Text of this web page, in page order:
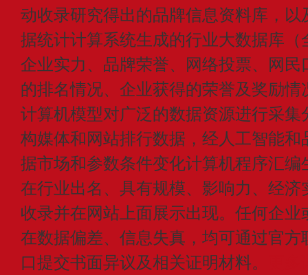
动收录研究得出的品牌信息资料库，
据统计计算系统生成的行业大数据库
企业实力、品牌荣誉、网络投票、网
的排名情况、企业获得的荣誉及奖励
计算机模型对广泛的数据资源进行采
构媒体和网站排行数据，经人工智能
据市场和参数条件变化计算机程序汇
在行业出名、具有规模、影响力、经
收录并在网站上面展示出现。任何企
在数据偏差、信息失真，均可通过官
口提交书面异议及相关证明材料。